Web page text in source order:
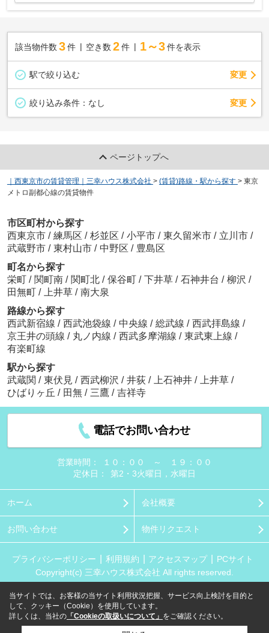
該当物件数 3件 空き数 2 件 1～3 件を表示
駅で絞り込む 変更
絞り込み条件： なし 変更
ページトップへ
｜西東京市の賃貸管理｜三幸ハウス株式会社 > (賃貸)路線・駅から探す > 東京
メトロ副都心線の賃貸物件
市区町村から探す
西東京市 / 練馬区 / 杉並区 / 小平市 / 東久留米市 / 立川市 /
武蔵野市 / 東村山市 / 中野区 / 豊島区
町名から探す
栄町 / 関町南 / 関町北 / 保谷町 / 下井草 / 石神井台 / 柳沢 /
田無町 / 上井草 / 南大泉
路線から探す
西武新宿線 / 西武池袋線 / 中央線 / 総武線 / 西武拝島線 /
京王井の頭線 / 丸ノ内線 / 西武多摩湖線 / 東武東上線 /
有楽町線
駅から探す
武蔵関 / 東伏見 / 西武柳沢 / 井荻 / 上石神井 / 上井草 /
ひばりヶ丘 / 田無 / 三鷹 / 吉祥寺
電話でお問い合わせ
営業時間：
１０：００ ～ １９：００
定休日：
第2・3火曜日，水曜日
ホーム 会社概要
お問い合わせ 物件リクエスト
プライバシーポリシー 利用規約 アクセスマップ
PCサイト
Copyright(c) 三幸ハウス株式会社 All rights reserved.
当サイトでは、お客様の当サイト利用状況把握、サービス向上検討を目的と
して、クッキー（Cookie）を使用しています。
詳しくは、当社の 「Cookieの取扱いについて」 をご確認ください。